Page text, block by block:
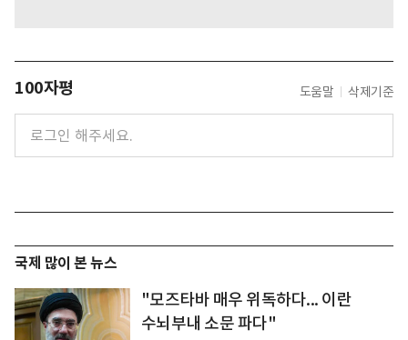
100자평 도움말 삭제기준
국제 많이 본 뉴스
"모즈타바 매우 위독하다... 이란
수뇌부내 소문 파다"